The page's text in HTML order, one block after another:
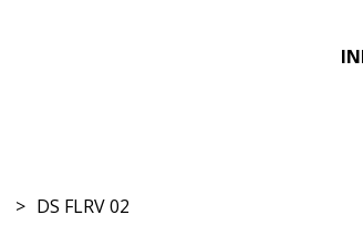
DS FLRV 02